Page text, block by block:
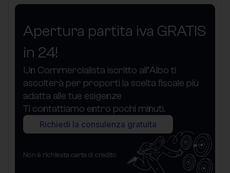
Apertura partita iva GRATIS
in 24!
Un Commercialista iscritto all’Albo ti
ascolterà per proporti la scelta fiscale più
adatta alle tue esigenze
Ti contattiamo entro pochi minuti.
Richiedi la consulenza gratuita
Non è richiesta carta di credito